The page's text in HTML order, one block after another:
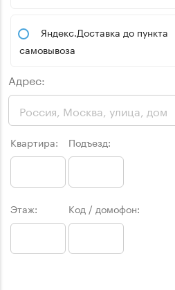
Яндекс.Доставка до пункта
самовывоза
Адрес:
Квартира: Подъезд:
Этаж: Код / домофон: